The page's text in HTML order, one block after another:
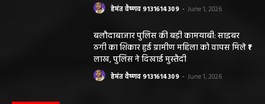
हेमंत वैष्णव 9131614309 - June 1, 2026
बलौदाबाजार पुलिस की बड़ी कामयाबी: साइबर
ठगी का शिकार हुई ग्रामीण महिला को वापस मिले ₹1
लाख, पुलिस ने दिखाई मुस्तैदी
हेमंत वैष्णव 9131614309 - June 1, 2026